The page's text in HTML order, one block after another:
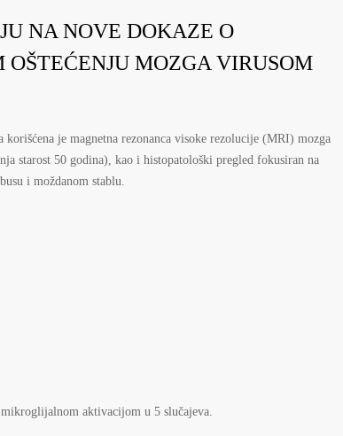
NA NOVE DOKAZE O
MOZGA VIRUSOM
je magnetna rezonanca visoke rezolucije (MRI) mozga
starost 50 godina), kao i histopatološki pregled fokusiran na
i moždanom stablu.
aktivacijom u 5 slučajeva.